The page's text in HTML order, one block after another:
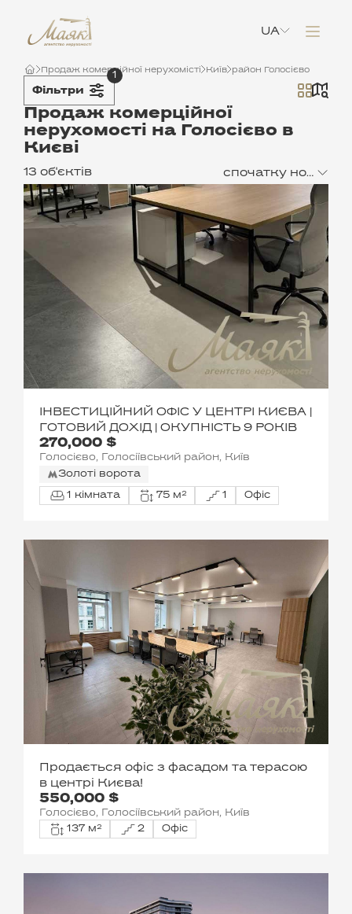
UA
Продаж комерційної нерухомісті Київ район Голосієво
1
Фільтри
Продаж комерційної
нерухомості на Голосієво в
Києві
13 об'єктів спочатку нові
270,000 $
ІНВЕСТИЦІЙНИЙ ОФІС У ЦЕНТРІ КИЄВА |
ГОТОВИЙ ДОХІД | ОКУПНІСТЬ 9 РОКІВ
Голосієво, Голосіївський район, Київ
Золоті ворота
1 кімната 75 м² 1 Офіс
550,000 $
Продається офіс з фасадом та терасою
в центрі Києва!
Голосієво, Голосіївський район, Київ
137 м²
2 Офіс